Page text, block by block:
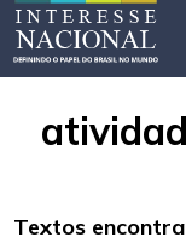
Textos